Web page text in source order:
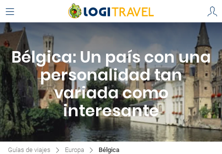
Bélgica: Un país con una
personalidad tan
variada como
interesante
Guías de viajes Europa Bélgica